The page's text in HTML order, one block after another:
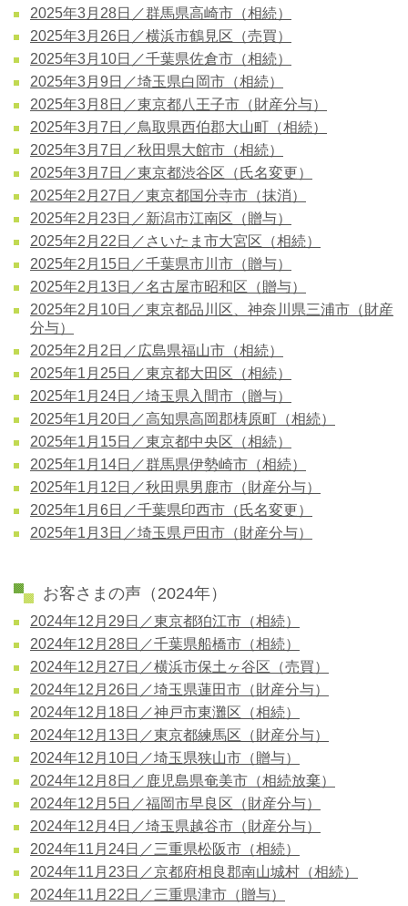
2025年3月28日／群馬県高崎市（相続）
2025年3月26日／横浜市鶴見区（売買）
2025年3月10日／千葉県佐倉市（相続）
2025年3月9日／埼玉県白岡市（相続）
2025年3月8日／東京都八王子市（財産分与）
2025年3月7日／鳥取県西伯郡大山町（相続）
2025年3月7日／秋田県大館市（相続）
2025年3月7日／東京都渋谷区（氏名変更）
2025年2月27日／東京都国分寺市（抹消）
2025年2月23日／新潟市江南区（贈与）
2025年2月22日／さいたま市大宮区（相続）
2025年2月15日／千葉県市川市（贈与）
2025年2月13日／名古屋市昭和区（贈与）
2025年2月10日／東京都品川区、神奈川県三浦市（財産
分与）
2025年2月2日／広島県福山市（相続）
2025年1月25日／東京都大田区（相続）
2025年1月24日／埼玉県入間市（贈与）
2025年1月20日／高知県高岡郡梼原町（相続）
2025年1月15日／東京都中央区（相続）
2025年1月14日／群馬県伊勢崎市（相続）
2025年1月12日／秋田県男鹿市（財産分与）
2025年1月6日／千葉県印西市（氏名変更）
2025年1月3日／埼玉県戸田市（財産分与）
お客さまの声（2024年）
2024年12月29日／東京都狛江市（相続）
2024年12月28日／千葉県船橋市（相続）
2024年12月27日／横浜市保土ヶ谷区（売買）
2024年12月26日／埼玉県蓮田市（財産分与）
2024年12月18日／神戸市東灘区（相続）
2024年12月13日／東京都練馬区（財産分与）
2024年12月10日／埼玉県狭山市（贈与）
2024年12月8日／鹿児島県奄美市（相続放棄）
2024年12月5日／福岡市早良区（財産分与）
2024年12月4日／埼玉県越谷市（財産分与）
2024年11月24日／三重県松阪市（相続）
2024年11月23日／京都府相良郡南山城村（相続）
2024年11月22日／三重県津市（贈与）